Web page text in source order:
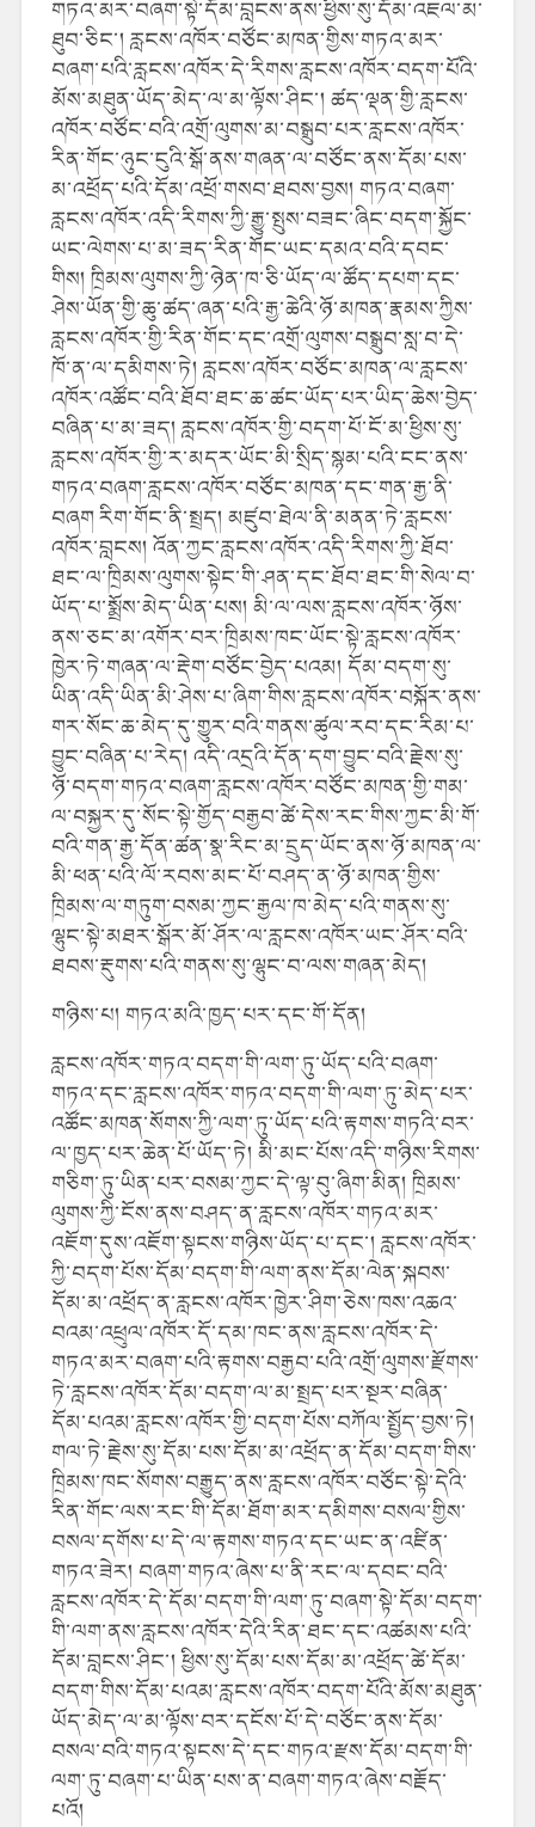
གཏའ་མར་བཞག་སྟེ་དོམ་བླངས་ནས་ཕྱིས་སུ་དོམ་འཇལ་མ་
ཐུབ་ཅིང་། རླངས་འཁོར་བཙོང་མཁན་གྱིས་གཏའ་མར་
བཞག་པའི་རླངས་འཁོར་དེ་རིགས་རླངས་འཁོར་བདག་པོའི་
མོས་མཐུན་ཡོད་མེད་ལ་མ་ལྟོས་ཤིང་། ཚད་ལྡན་གྱི་རླངས་
འཁོར་བཙོང་བའི་འགྲོ་ལུགས་མ་བསྒྲུབ་པར་རླངས་འཁོར་
རིན་གོང་ཉུང་ངུའི་སྒོ་ནས་གཞན་ལ་བཙོང་ནས་དོམ་པས་
མ་འཕྲོད་པའི་དོམ་འཕྲོ་གསབ་ཐབས་བྱས། གཏའ་བཞག་
རླངས་འཁོར་འདི་རིགས་ཀྱི་རྒྱུ་སྤུས་བཟང་ཞིང་བདག་སྐྱོང་
ཡང་ལེགས་པ་མ་ཟད་རིན་གོང་ཡང་དམའ་བའི་དབང་
གིས། ཁྲིམས་ལུགས་ཀྱི་ཉེན་ཁ་ཅི་ཡོད་ལ་ཚོད་དཔག་དང་
ཤེས་ཡོན་གྱི་ཆུ་ཚད་ཞན་པའི་རྒྱ་ཆེའི་ཉོ་མཁན་རྣམས་ཀྱིས་
རླངས་འཁོར་གྱི་རིན་གོང་དང་འགྲོ་ལུགས་བསྒྲུབ་སླ་བ་དེ་
ཁོ་ན་ལ་དམིགས་ཏེ། རླངས་འཁོར་བཙོང་མཁན་ལ་རླངས་
འཁོར་འཚོང་བའི་ཐོབ་ཐང་ཆ་ཚང་ཡོད་པར་ཡིད་ཆེས་བྱེད་
བཞིན་པ་མ་ཟད། རླངས་འཁོར་གྱི་བདག་པོ་ངོ་མ་ཕྱིས་སུ་
རླངས་འཁོར་གྱི་ར་མདར་ཡོང་མི་སྲིད་སྙམ་པའི་ངང་ནས་
གཏའ་བཞག་རླངས་འཁོར་བཙོང་མཁན་དང་གན་རྒྱ་ནི་
བཞག རིག་གོང་ནི་སྤྲད། མཛུབ་ཐེལ་ནི་མནན་ཏེ་རླངས་
འཁོར་བླངས། འོན་ཀྱང་རླངས་འཁོར་འདི་རིགས་ཀྱི་ཐོབ་
ཐང་ལ་ཁྲིམས་ལུགས་སྟེང་གི་ཤན་དང་ཐོབ་ཐང་གི་སེལ་བ་
ཡོད་པ་སྨྲོས་མེད་ཡིན་པས། མི་ལ་ལས་རླངས་འཁོར་ཉོས་
ནས་ཅང་མ་འགོར་བར་ཁྲིམས་ཁང་ཡོང་སྟེ་རླངས་འཁོར་
ཁྱེར་ཏེ་གཞན་ལ་རྡེག་བཙོང་བྱེད་པའམ། དོམ་བདག་སུ་
ཡིན་འདི་ཡིན་མི་ཤེས་པ་ཞིག་གིས་རླངས་འཁོར་བསྐོར་ནས་
གར་སོང་ཆ་མེད་དུ་གྱུར་བའི་གནས་ཚུལ་རབ་དང་རིམ་པ་
བྱུང་བཞིན་པ་རེད། འདི་འདྲའི་དོན་དག་བྱུང་བའི་རྗེས་སུ་
ཉོ་བདག་གཏའ་བཞག་རླངས་འཁོར་བཙོང་མཁན་གྱི་གམ་
ལ་བསྐྱར་དུ་སོང་སྟེ་གྱོད་བརྒྱབ་ཚེ་དེས་རང་གིས་ཀྱང་མི་གོ་
བའི་གན་རྒྱ་དོན་ཚན་སྣ་རིང་མ་དྲུད་ཡོང་ནས་ཉོ་མཁན་ལ་
མི་ཕན་པའི་ལོ་རབས་མང་པོ་བཤད་ན་ཉོ་མཁན་གྱིས་
ཁྲིམས་ལ་གཏུག་བསམ་ཀྱང་རྒྱལ་ཁ་མེད་པའི་གནས་སུ་
ལྷུང་སྟེ་མཐར་སྒོར་མོ་ཤོར་ལ་རླངས་འཁོར་ཡང་ཤོར་བའི་
ཐབས་རྡུགས་པའི་གནས་སུ་ལྷུང་བ་ལས་གཞན་མེད།
གཉིས་པ། གཏའ་མའི་ཁྱད་པར་དང་གོ་དོན།
རླངས་འཁོར་གཏའ་བདག་གི་ལག་ཏུ་ཡོད་པའི་བཞག་
གཏའ་དང་རླངས་འཁོར་གཏའ་བདག་གི་ལག་ཏུ་མེད་པར་
འཚོང་མཁན་སོགས་ཀྱི་ལག་ཏུ་ཡོད་པའི་རྟགས་གཏའི་བར་
ལ་ཁྱད་པར་ཆེན་པོ་ཡོད་ཏེ། མི་མང་པོས་འདི་གཉིས་རིགས་
གཅིག་ཏུ་ཡིན་པར་བསམ་ཀྱང་དེ་ལྟ་བུ་ཞིག་མིན། ཁྲིམས་
ལུགས་ཀྱི་ངོས་ནས་བཤད་ན་རླངས་འཁོར་གཏའ་མར་
འཇོག་དུས་འཇོག་སྟངས་གཉིས་ཡོད་པ་དང་། རླངས་འཁོར་
ཀྱི་བདག་པོས་དོམ་བདག་གི་ལག་ནས་དོམ་ལེན་སྐབས་
དོམ་མ་འཕྲོད་ན་རླངས་འཁོར་ཁྱེར་ཤིག་ཅེས་ཁས་འཆའ་
བའམ་འཕྲུལ་འཁོར་དོ་དམ་ཁང་ནས་རླངས་འཁོར་དེ་
གཏའ་མར་བཞག་པའི་རྟགས་བརྒྱབ་པའི་འགྲོ་ལུགས་རྫོགས་
ཏེ་རླངས་འཁོར་དོམ་བདག་ལ་མ་སྤྲད་པར་སྔར་བཞིན་
དོམ་པའམ་རླངས་འཁོར་གྱི་བདག་པོས་བཀོལ་སྤྱོད་བྱས་ཏེ།
གལ་ཏེ་རྗེས་སུ་དོམ་པས་དོམ་མ་འཕྲོད་ན་དོམ་བདག་གིས་
ཁྲིམས་ཁང་སོགས་བརྒྱུད་ནས་རླངས་འཁོར་བཙོང་སྟེ་དེའི་
རིན་གོང་ལས་རང་གི་དོམ་ཐོག་མར་དམིགས་བསལ་གྱིས་
བསལ་དགོས་པ་དེ་ལ་རྟགས་གཏའ་དང་ཡང་ན་འཛིན་
གཏའ་ཟེར། བཞག་གཏའ་ཞེས་པ་ནི་རང་ལ་དབང་བའི་
རླངས་འཁོར་དེ་དོམ་བདག་གི་ལག་ཏུ་བཞག་སྟེ་དོམ་བདག་
གི་ལག་ནས་རླངས་འཁོར་དེའི་རིན་ཐང་དང་འཚམས་པའི་
དོམ་བླངས་ཤིང་། ཕྱིས་སུ་དོམ་པས་དོམ་མ་འཕྲོད་ཚེ་དོམ་
བདག་གིས་དོམ་པའམ་རླངས་འཁོར་བདག་པོའི་མོས་མཐུན་
ཡོད་མེད་ལ་མ་ལྟོས་བར་དངོས་པོ་དེ་བཙོང་ནས་དོམ་
བསལ་བའི་གཏའ་སྟངས་དེ་དང་གཏའ་རྫས་དོམ་བདག་གི་
ལག་ཏུ་བཞག་པ་ཡིན་པས་ན་བཞག་གཏའ་ཞེས་བརྗོད་
པའོ།